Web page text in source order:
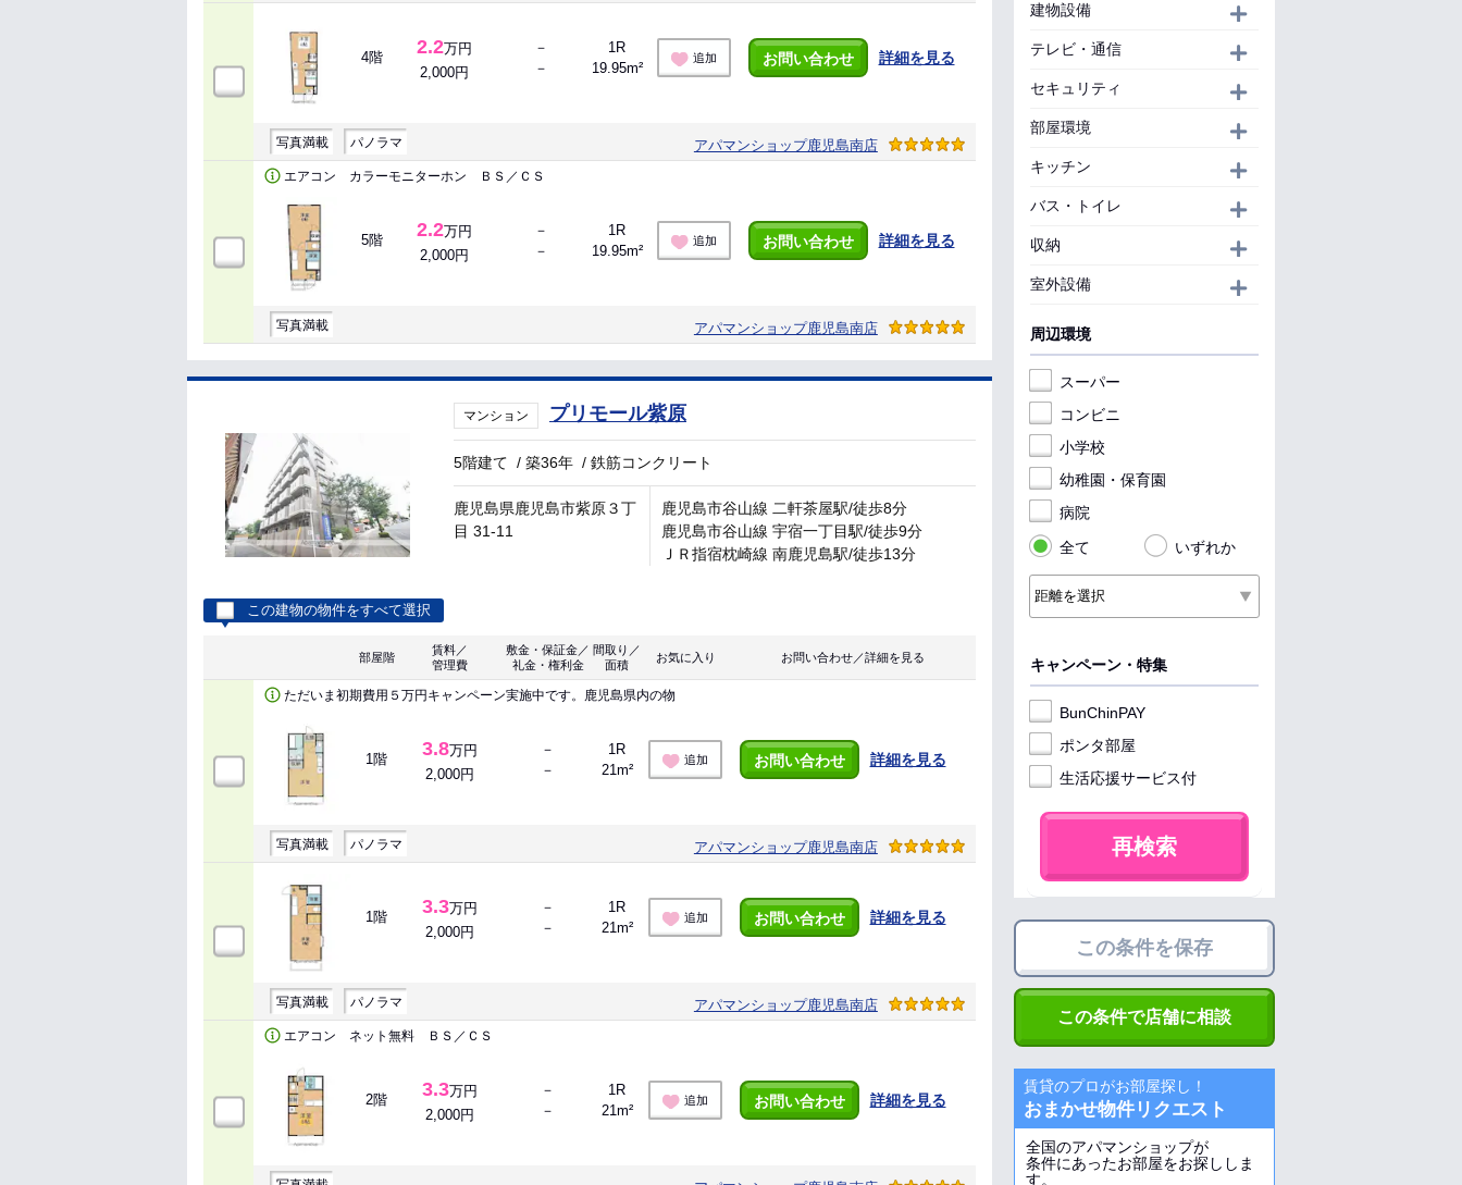
4階 2.2万円
2,000円
－
－
1R
19.95m²
追加 お問い合わせ 詳細を見る
写真満載 パノラマ アパマンショップ鹿児島南店
エアコン カラーモニターホン ＢＳ／ＣＳ
5階 2.2万円
2,000円
－
－
1R
19.95m²
追加 お問い合わせ 詳細を見る
写真満載 アパマンショップ鹿児島南店
マンション プリモール紫原
5階建て /築36年 /鉄筋コンクリート
鹿児島県鹿児島市紫原３丁
目 31-11
鹿児島市谷山線 二軒茶屋駅/徒歩8分
鹿児島市谷山線 宇宿一丁目駅/徒歩9分
ＪＲ指宿枕崎線 南鹿児島駅/徒歩13分
この建物の物件をすべて選択
部屋階
賃料／
管理費
敷金・保証金／
礼金・権利金
間取り／
面積
お気に入り お問い合わせ／詳細を見る
ただいま初期費用５万円キャンペーン実施中です。鹿児島県内の物
1階 3.8万円
2,000円
－
－
1R
21m²
追加 お問い合わせ 詳細を見る
写真満載 パノラマ アパマンショップ鹿児島南店
1階 3.3万円
2,000円
－
－
1R
21m²
追加 お問い合わせ 詳細を見る
写真満載 パノラマ アパマンショップ鹿児島南店
エアコン ネット無料 ＢＳ／ＣＳ
2階 3.3万円
2,000円
－
－
1R
21m²
追加 お問い合わせ 詳細を見る
建物設備
テレビ・通信
セキュリティ
部屋環境
キッチン
バス・トイレ
収納
室外設備
周辺環境
スーパー
コンビニ
小学校
幼稚園・保育園
病院
全て
いずれか
キャンペーン・特集
BunChinPAY
ポンタ部屋
生活応援サービス付
再検索
この条件を保存
この条件で店舗に相談
賃貸のプロがお部屋探し！
おまかせ物件リクエスト
全国のアパマンショップが
条件にあったお部屋をお探ししま
す。